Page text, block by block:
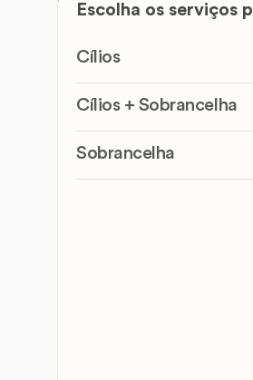
Escolha os serviços
Cílios
Cílios + Sobrancelha
Sobrancelha